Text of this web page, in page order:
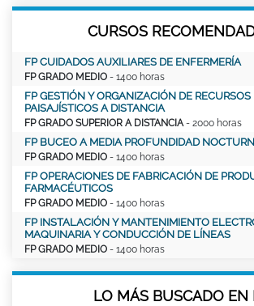
CURSOS
FP CUIDADOS AUXILIARES DE ENFERMERÍA
FP GRADO MEDIO - 1400 horas
FP GESTIÓN Y ORGANIZACIÓN DE
PAISAJÍSTICOS A DISTANCIA
FP GRADO SUPERIOR A DISTANCIA- 2000 horas
FP BUCEO A MEDIA PROFUNDIDAD
FP GRADO MEDIO - 1400 horas
FP OPERACIONES DE FABRICACIÓN DE
FARMACÉUTICOS
FP GRADO MEDIO - 1400 horas
FP INSTALACIÓN Y MANTENIMIENTO
MAQUINARIA Y CONDUCCIÓN DE LÍNEAS
FP GRADO MEDIO - 1400 horas
LO MÁS BUSCADO EN